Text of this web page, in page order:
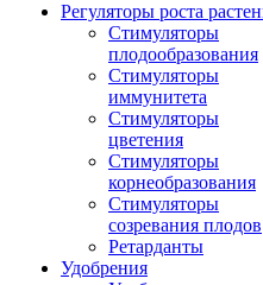
Регуляторы роста
Стимуляторы
плодообразования
Стимуляторы
иммунитета
Стимуляторы
цветения
Стимуляторы
корнеобразования
Стимуляторы
созревания плодов
Ретарданты
Удобрения